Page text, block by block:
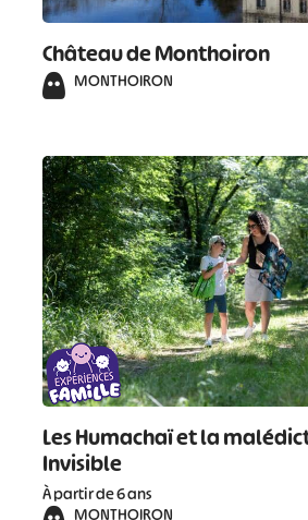
Château de Monthoiron
MONTHOIRON
Les Humachaï et la
Invisible
À partir de 6 ans
MONTHOIRON